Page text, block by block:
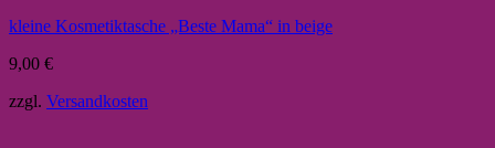
kleine Kosmetiktasche „Beste Mama“ in beige
9,00 €
zzgl. Versandkosten